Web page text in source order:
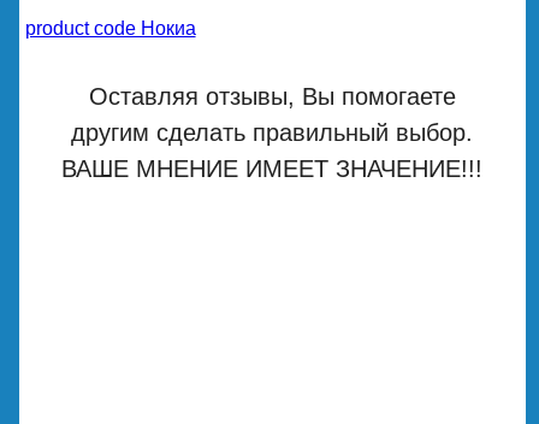
product code Нокиа
Оставляя отзывы, Вы помогаете
другим сделать правильный выбор.
ВАШЕ МНЕНИЕ ИМЕЕТ ЗНАЧЕНИЕ!!!